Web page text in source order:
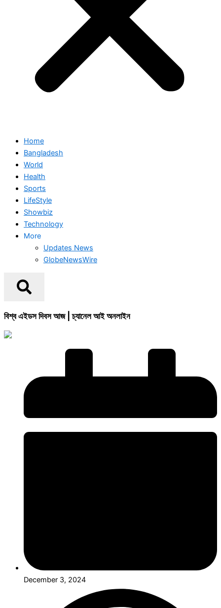
Home
Bangladesh
World
Health
Sports
LifeStyle
Showbiz
Technology
More
Updates News
GlobeNewsWire
বিশ্ব এইডস দিবস আজ | চ্যানেল আই অনলাইন
December 3, 2024